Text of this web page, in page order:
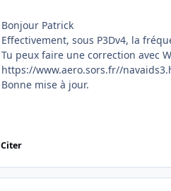
Bonjour Patrick
Effectivement, sous P3Dv4, la
Tu peux faire une correction avec
https://www.aero.sors.fr//
Bonne mise à jour.
Citer